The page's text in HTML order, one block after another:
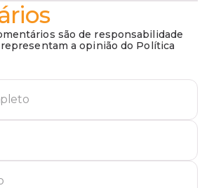
são de responsabilidade
a opinião do Política